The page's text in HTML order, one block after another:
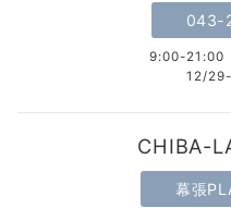
043-
9:00-21:00
12/
CHIBA-
幕張